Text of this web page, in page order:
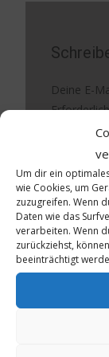
Um dir ein
wie Cookies, um
zuzugreifen. Wenn
Daten wie das
verarbeiten. Wenn
zurückziehst,
beeinträchtigt
Deine E-